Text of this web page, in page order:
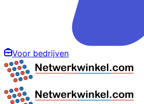
Voor bedrijven